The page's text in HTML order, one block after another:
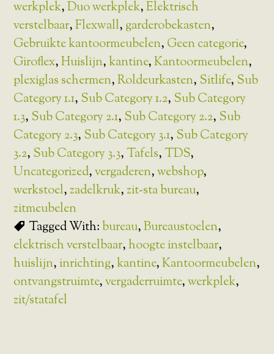
werkplek,Duo werkplek,Elektrisch
verstelbaar,Flexwall, garderobekasten,
Gebruikte kantoormeubelen, Geen categorie,
Giroflex,Huislijn,kantine,Kantoormeubelen,
plexiglas schermen,Roldeurkasten, Sitlife, Sub
Category 1.1, Sub Category 1.2, Sub Category
1.3, Sub Category 2.1, Sub Category 2.2, Sub
Category 2.3, Sub Category 3.1, Sub Category
3.2, Sub Category 3.3, Tafels, TDS,
Uncategorized,vergaderen,webshop,
werkstoel, zadelkruk, zit-sta bureau,
zitmeubelen
Tagged With:bureau,Bureaustoelen,
elektrisch verstelbaar,hoogte instelbaar,
huislijn, inrichting,kantine,Kantoormeubelen,
ontvangstruimte,vergaderruimte,werkplek,
zit/statafel